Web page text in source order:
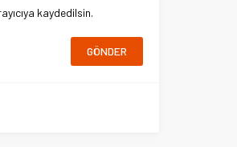
kaydedilsin.